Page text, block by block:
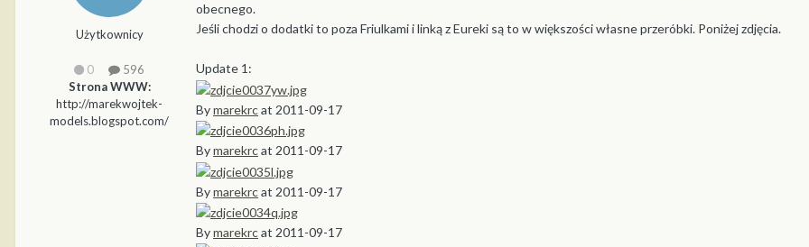
Użytkownicy
0
596
Strona WWW:
http://marekwojtek-
models.blogspot.com/
obecnego.
Jeśli chodzi o dodatki to poza Friulkami i linką z Eureki są to w większości własne przeróbki. Poniżej zdjęcia.
Update 1:
Bymarekrcat 2011-09-17
Bymarekrcat 2011-09-17
Bymarekrcat 2011-09-17
Bymarekrcat 2011-09-17